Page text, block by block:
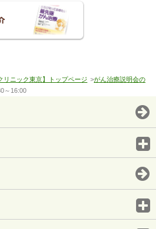
リニック東京】トップページ >がん治療説明会の
～16:00